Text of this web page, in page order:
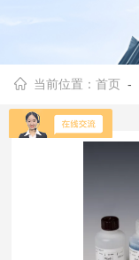
当前位置：首页 -